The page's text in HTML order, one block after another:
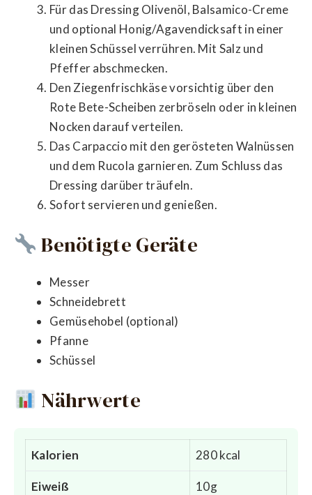
Für das Dressing Olivenöl, Balsamico-Creme
und optional Honig/Agavendicksaft in einer
kleinen Schüssel verrühren. Mit Salz und
Pfeffer abschmecken.
Den Ziegenfrischkäse vorsichtig über den
Rote Bete-Scheiben zerbröseln oder in kleinen
Nocken darauf verteilen.
Das Carpaccio mit den gerösteten Walnüssen
und dem Rucola garnieren. Zum Schluss das
Dressing darüber träufeln.
Sofort servieren und genießen.
Benötigte Geräte
Messer
Schneidebrett
Gemüsehobel (optional)
Pfanne
Schüssel
Nährwerte
Kalorien 280 kcal
Eiweiß 10g